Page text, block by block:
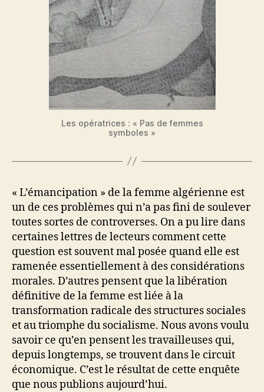
Les opératrices : « Pas de femmes
symboles »
« L’émancipation » de la femme algérienne est
un de ces problèmes qui n’a pas fini de soulever
toutes sortes de controverses. On a pu lire dans
certaines lettres de lecteurs comment cette
question est souvent mal posée quand elle est
ramenée essentiellement à des considérations
morales. D’autres pensent que la libération
définitive de la femme est liée à la
transformation radicale des structures sociales
et au triomphe du socialisme. Nous avons voulu
savoir ce qu’en pensent les travailleuses qui,
depuis longtemps, se trouvent dans le circuit
économique. C’est le résultat de cette enquête
que nous publions aujourd’hui.